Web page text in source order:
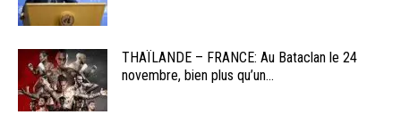
THAÏLANDE – FRANCE: Au Bataclan le 24
novembre, bien plus qu’un...